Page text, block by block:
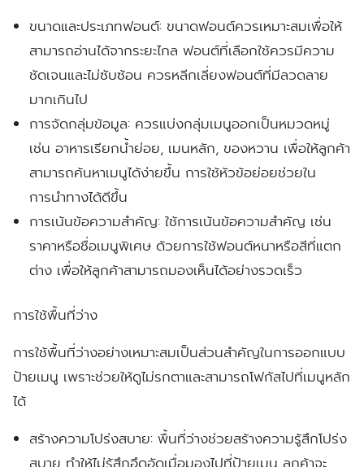
ขนาดและประเภทฟอนต์:ขนาดฟอนต์ควรเหมาะสมเพื่อให้
สามารถอ่านได้จากระยะไกล ฟอนต์ที่เลือกใช้ควรมีความ
ชัดเจนและไม่ซับซ้อน ควรหลีกเลี่ยงฟอนต์ที่มีลวดลาย
มากเกินไป
การจัดกลุ่มข้อมูล: ควรแบ่งกลุ่มเมนูออกเป็นหมวดหมู่
เช่น อาหารเรียกน้ำย่อย, เมนหลัก, ของหวาน เพื่อให้ลูกค้า
สามารถค้นหาเมนูได้ง่ายขึ้น การใช้หัวข้อย่อยช่วยใน
การนำทางได้ดีขึ้น
การเน้นข้อความสำคัญ:ใช้การเน้นข้อความสำคัญ เช่น
ราคาหรือชื่อเมนูพิเศษ ด้วยการใช้ฟอนต์หนาหรือสีที่แตก
ต่าง เพื่อให้ลูกค้าสามารถมองเห็นได้อย่างรวดเร็ว
การใช้พื้นที่ว่าง
การใช้พื้นที่ว่างอย่างเหมาะสมเป็นส่วนสำคัญในการออกแบบ
ป้ายเมนู เพราะช่วยให้ดูไม่รกตาและสามารถโฟกัสไปที่เมนูหลัก
ได้
สร้างความโปร่งสบาย: พื้นที่ว่างช่วยสร้างความรู้สึกโปร่ง